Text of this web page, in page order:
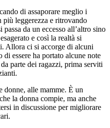
di assaporare meglio i
leggerezza e ritrovando
da un eccesso all’altro sino
e così la realtà si
Allora ci si accorge di alcuni
essere ha portato alcune note
parte dei ragazzi, prima serviti
donne, alle mamme. È un
la donna compie, ma anche
in discussione per migliorare